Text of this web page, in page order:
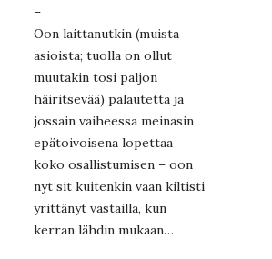
–
Oon laittanutkin (muista
asioista; tuolla on ollut
muutakin tosi paljon
häiritsevää) palautetta ja
jossain vaiheessa meinasin
epätoivoisena lopettaa
koko osallistumisen – oon
nyt sit kuitenkin vaan kiltisti
yrittänyt vastailla, kun
kerran lähdin mukaan…